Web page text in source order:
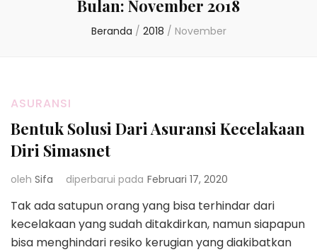
Bulan: November 2018
Beranda / 2018 / November
ASURANSI
Bentuk Solusi Dari Asuransi Kecelakaan
Diri Simasnet
oleh Sifa diperbarui pada Februari 17, 2020
Tak ada satupun orang yang bisa terhindar dari
kecelakaan yang sudah ditakdirkan, namun siapapun
bisa menghindari resiko kerugian yang diakibatkan